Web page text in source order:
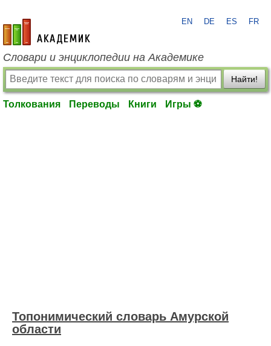
academic.ru
EN DE ES FR
Словари и энциклопедии на Академике
Найти!
Толкования Переводы Книги Игры ⚽
Топонимический словарь Амурской
области